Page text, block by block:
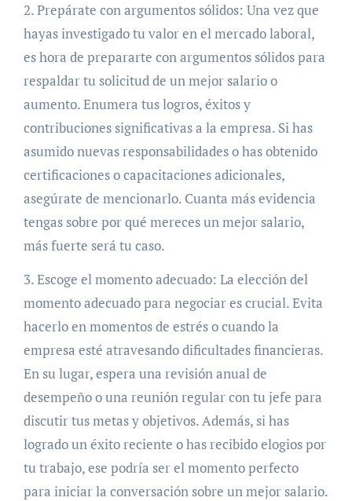
2. Prepárate con argumentos sólidos: Una vez que
hayas investigado tu valor en el mercado laboral,
es hora de prepararte con argumentos sólidos para
respaldar tu solicitud de un mejor salario o
aumento. Enumera tus logros, éxitos y
contribuciones significativas a la empresa. Si has
asumido nuevas responsabilidades o has obtenido
certificaciones o capacitaciones adicionales,
asegúrate de mencionarlo. Cuanta más evidencia
tengas sobre por qué mereces un mejor salario,
más fuerte será tu caso.
3. Escoge el momento adecuado: La elección del
momento adecuado para negociar es crucial. Evita
hacerlo en momentos de estrés o cuando la
empresa esté atravesando dificultades financieras.
En su lugar, espera una revisión anual de
desempeño o una reunión regular con tu jefe para
discutir tus metas y objetivos. Además, si has
logrado un éxito reciente o has recibido elogios por
tu trabajo, ese podría ser el momento perfecto
para iniciar la conversación sobre un mejor salario.